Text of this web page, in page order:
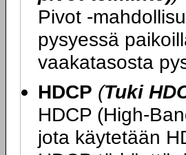
Pivot -
pysyessä
vaakatasosta
HDCP (Tuki
HDCP (High-
jota käytetään